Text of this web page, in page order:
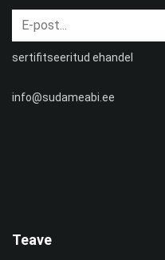
info@sudameabi.ee
Teave
sertifitseeritud ehandel